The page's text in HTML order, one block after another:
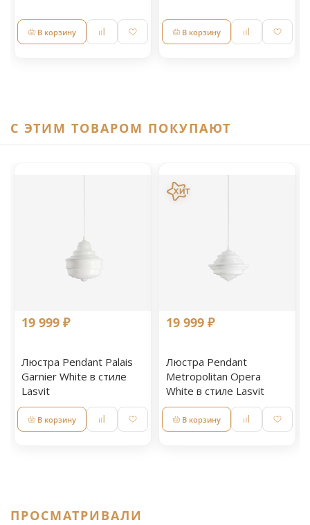
В корзину В корзину
C ЭТИМ ТОВАРОМ ПОКУПАЮТ
19 999 ₽
Люстра Pendant Palais
Garnier White в стиле
Lasvit
В корзину
19 999 ₽
Люстра Pendant
Metropolitan Opera
White в стиле Lasvit
В корзину
ПРОСМАТРИВАЛИ